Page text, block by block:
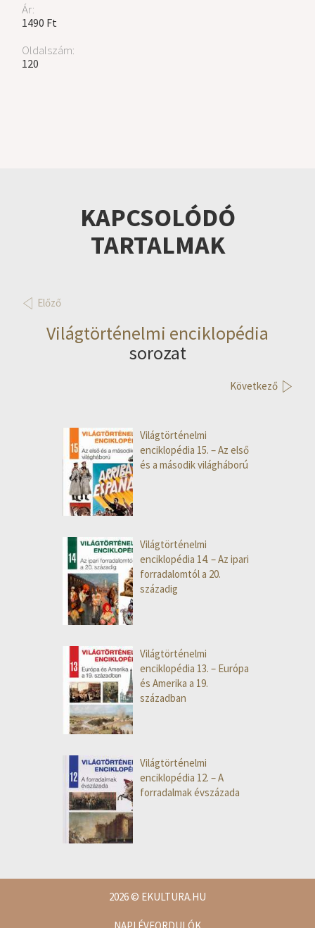
Ár:
1490 Ft
Oldalszám:
120
KAPCSOLÓDÓ
TARTALMAK
Előző
Világtörténelmi enciklopédia
sorozat
Következő
Világtörténelmi
enciklopédia 15. – Az első
és a második világháború
Világtörténelmi
enciklopédia 14. – Az ipari
forradalomtól a 20.
századig
Világtörténelmi
enciklopédia 13. – Európa
és Amerika a 19.
században
Világtörténelmi
enciklopédia 12. – A
forradalmak évszázada
2026© EKULTURA.HU